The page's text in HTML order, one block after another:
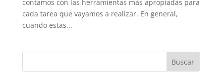
contamos con las herramientas más apropiadas para
cada tarea que vayamos a realizar. En general,
cuando estas...